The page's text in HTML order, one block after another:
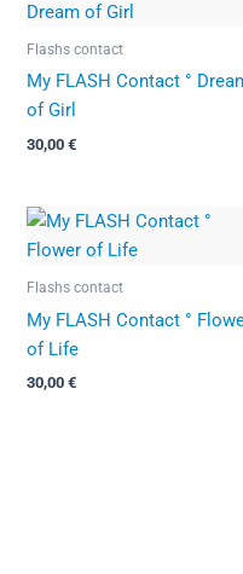
Flashs contact
My FLASH Contact °
of Girl
30,00€
Flashs contact
My FLASH Contact °
of Life
30,00€